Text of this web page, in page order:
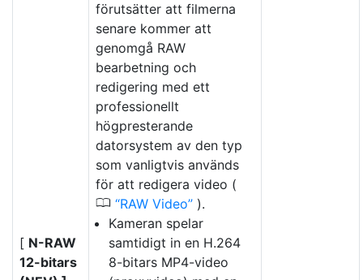
[ N-RAW
12-bitars
förutsätter att filmerna
senare kommer att
genomgå RAW
bearbetning och
redigering med ett
professionellt
högpresterande
datorsystem av den typ
som vanligtvis används
för att redigera video (
0 RAW Video
).
Kameran spelar
samtidigt in en H.264
8-bitars MP4-video